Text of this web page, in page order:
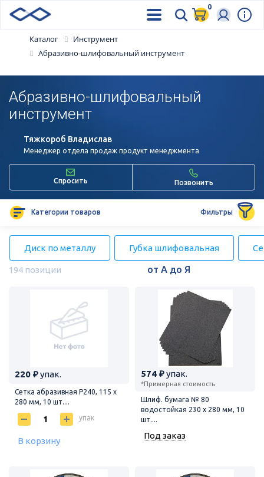
0
Каталог
Инструмент
Абразивно-шлифовальный инструмент
Абразивно-шлифовальный
инструмент
Тяжкороб Владислав
Менеджер отдела продаж продукт менеджмента
Спросить Позвонить
Категории товаров Фильтры
Диск по металлу Губка шлифовальная
194 позиции
220 ₽упак.
Сетка абразивная P240, 115 х
280 мм, 10 шт....
упак
В корзину
574 ₽упак.
*Примерная стоимость
Шлиф. бумага № 80
водостойкая 230 х 280 мм, 10
шт....
Под заказ